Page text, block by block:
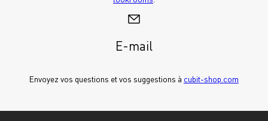
E-mail
Envoyez vos questions et vos suggestions à cubit-shop.com